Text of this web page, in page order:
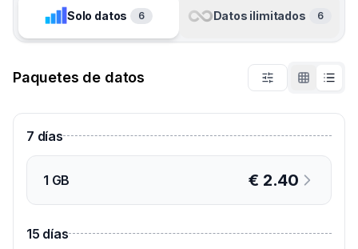
Solo datos 6 Datos ilimitados 6
Paquetes de datos
7 días
1 GB € 2.40
15 días